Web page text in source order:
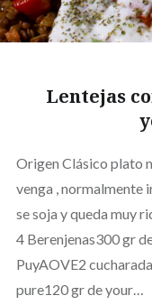
Lentejas
Origen Clásico plato
venga , normalmente
se soja y queda muy
4 Berenjenas300 gr
PuyAOVE2
pure120 gr de your…